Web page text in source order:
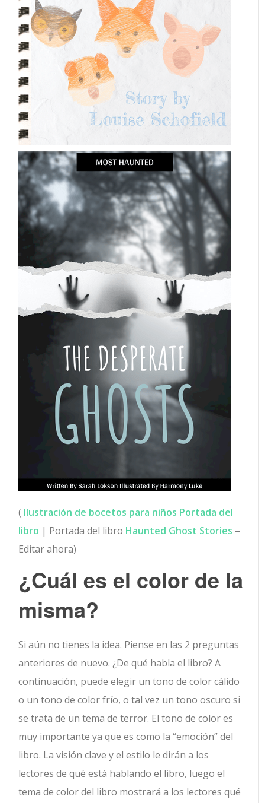
( Ilustración de bocetos para niños Portada del
libro | Portada del libro Haunted Ghost Stories –
Editar ahora)
¿Cuál es el color de la
misma?
Si aún no tienes la idea. Piense en las 2 preguntas
anteriores de nuevo. ¿De qué habla el libro? A
continuación, puede elegir un tono de color cálido
o un tono de color frío, o tal vez un tono oscuro si
se trata de un tema de terror. El tono de color es
muy importante ya que es como la “emoción” del
libro. La visión clave y el estilo le dirán a los
lectores de qué está hablando el libro, luego el
tema de color del libro mostrará a los lectores qué